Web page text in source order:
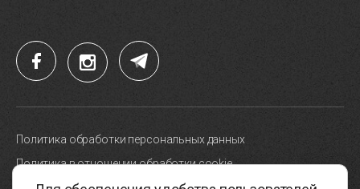
Политика обработки персональных данных
Политика в отношении обработки cookie